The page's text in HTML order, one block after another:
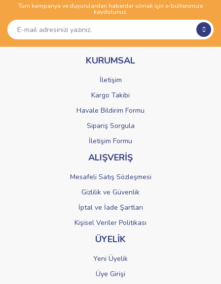
Yorum Yaz
Ürün açıklamasında eksik bilgiler bulunuyor.
Ürün bilgilerinde hatalar bulunuyor.
Ürün fiyatı diğer sitelerden daha pahalı.
Gönder
Tüm kampanya ve duyurulardan haberdar olmak için e-bültenimize
kaydolunuz.
KURUMSAL
İletişim
Kargo Takibi
Havale Bildirim Formu
Sipariş Sorgula
İletişim Formu
ALIŞVERİŞ
Mesafeli Satış Sözleşmesi
Gizlilik ve Güvenlik
İptal ve İade Şartları
Kişisel Veriler Politikası
ÜYELİK
Yeni Üyelik
Üye Girişi